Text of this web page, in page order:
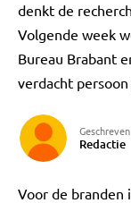
denkt de
Volgende week
Bureau Brabant
verdacht
Redactie
Voor de branden